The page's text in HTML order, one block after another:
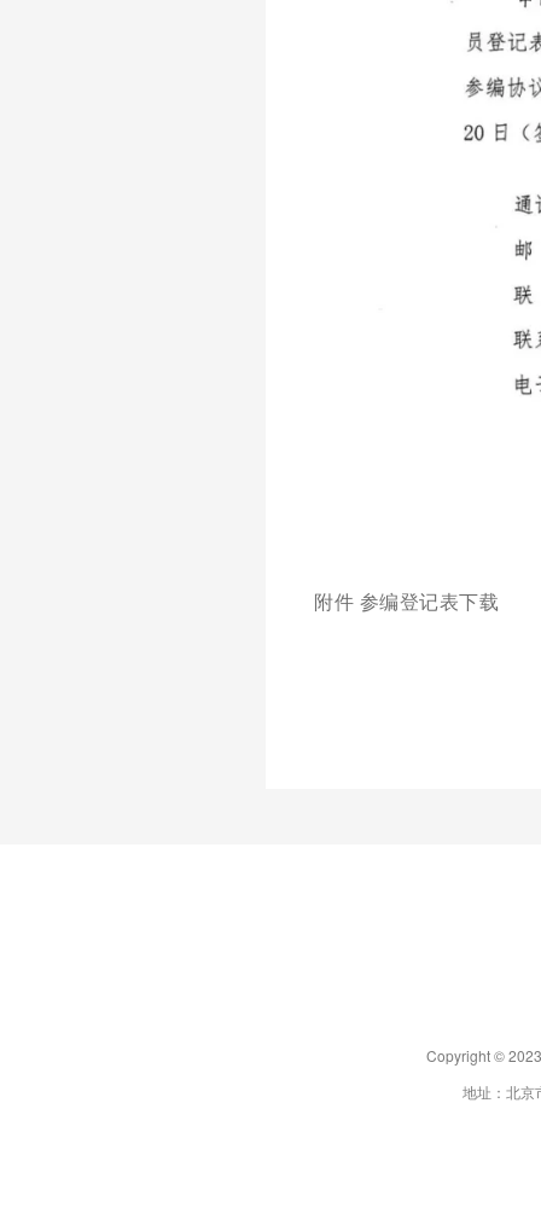
附件 参编登记表下载
Copyright ©
地址：北京